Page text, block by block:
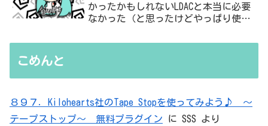
かったかもしれないLDACと本当に必要
なかった（と思ったけどやっぱり使っ
無駄を重ねた結論はシンプルだった
こめんと
８９７．Kilohearts社のTape Stopを使ってみよう♪ ～
テープストップ～ 無料プラグイン に SSS より